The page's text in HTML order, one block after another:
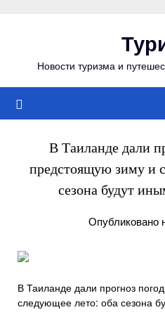
Новости туризма и
В Таиланде дали
предстоящую зиму и
сезона будут
Опубликовано
В Таиланде дали прогноз
следующее лето: оба сезона